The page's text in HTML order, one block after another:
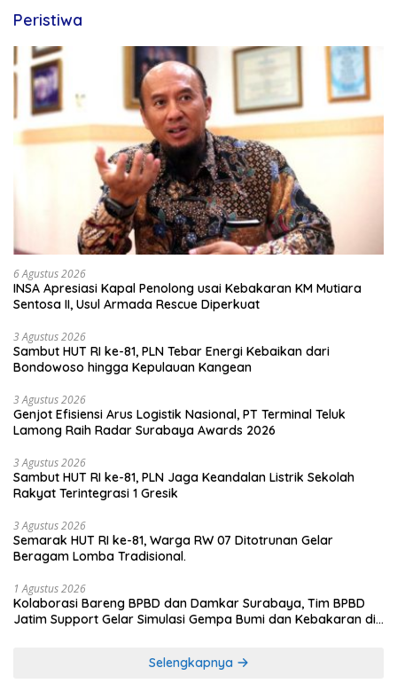
Peristiwa
6 Agustus 2026
INSA Apresiasi Kapal Penolong usai Kebakaran KM Mutiara
Sentosa II, Usul Armada Rescue Diperkuat
3 Agustus 2026
Sambut HUT RI ke-81, PLN Tebar Energi Kebaikan dari
Bondowoso hingga Kepulauan Kangean
3 Agustus 2026
Genjot Efisiensi Arus Logistik Nasional, PT Terminal Teluk
Lamong Raih Radar Surabaya Awards 2026
3 Agustus 2026
Sambut HUT RI ke-81, PLN Jaga Keandalan Listrik Sekolah
Rakyat Terintegrasi 1 Gresik
3 Agustus 2026
Semarak HUT RI ke-81, Warga RW 07 Ditotrunan Gelar
Beragam Lomba Tradisional.
1 Agustus 2026
Kolaborasi Bareng BPBD dan Damkar Surabaya, Tim BPBD
Jatim Support Gelar Simulasi Gempa Bumi dan Kebakaran di
Selengkapnya